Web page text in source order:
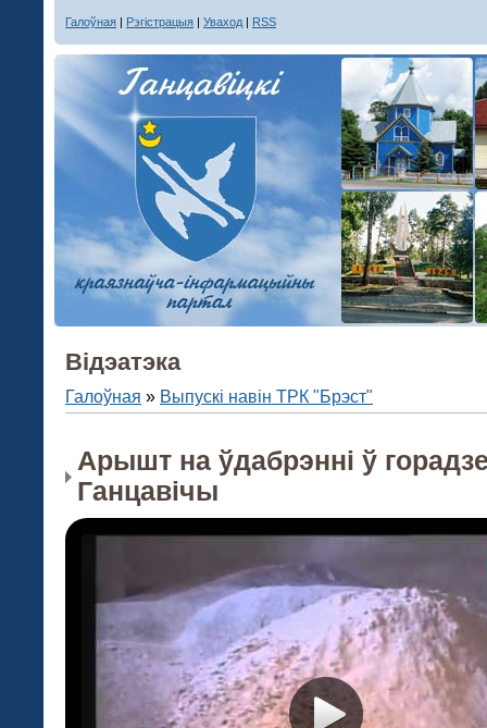
Галоўная | Рэгістрацыя | Уваход | RSS
Вiдэатэка
Галоўная » Выпускі навін ТРК "Брэст"
Арышт на ўдабрэнні ў
Ганцавічы